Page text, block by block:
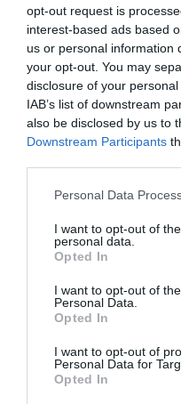
opt-out request is
interest-based ads based
us or personal information
your opt-out. You may
disclosure of your
IAB’s list of downstream
also be disclosed by us to
Downstream Participants
Personal Data
I want to opt-out of
personal data.
Opted In
I want to opt-out of
Personal Data.
Opted In
I want to opt-out of
Personal Data for
Opted In